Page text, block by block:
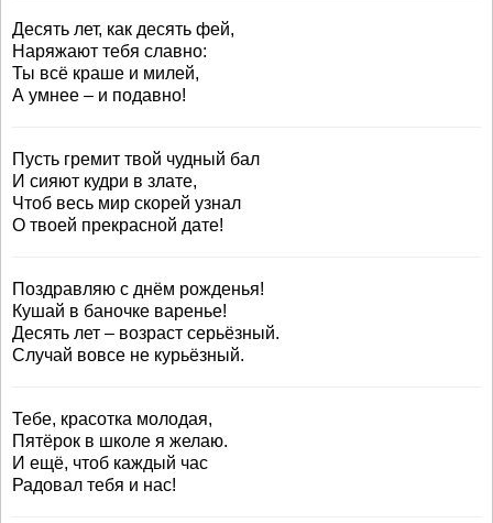
Десять лет, как десять фей,
Наряжают тебя славно:
Ты всё краше и милей,
А умнее – и подавно!
Пусть гремит твой чудный бал
И сияют кудри в злате,
Чтоб весь мир скорей узнал
О твоей прекрасной дате!
Поздравляю с днём рожденья!
Кушай в баночке варенье!
Десять лет – возраст серьёзный.
Случай вовсе не курьёзный.
Тебе, красотка молодая,
Пятёрок в школе я желаю.
И ещё, чтоб каждый час
Радовал тебя и нас!